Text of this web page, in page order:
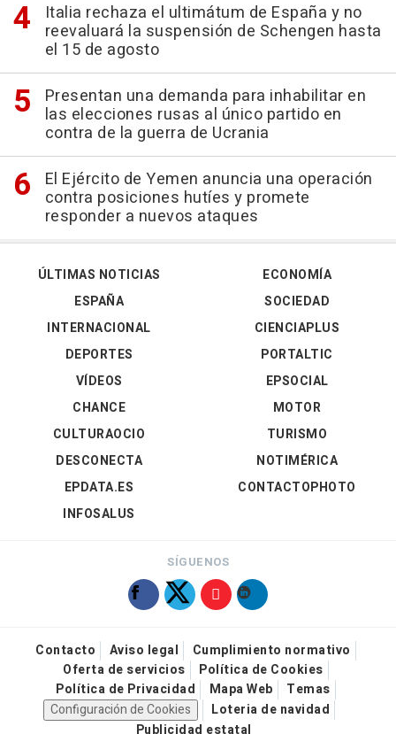
Italia rechaza el ultimátum de España y no
reevaluará la suspensión de Schengen hasta
el 15 de agosto
Presentan una demanda para inhabilitar en
las elecciones rusas al único partido en
contra de la guerra de Ucrania
El Ejército de Yemen anuncia una operación
contra posiciones hutíes y promete
responder a nuevos ataques
ÚLTIMAS NOTICIAS
ESPAÑA
INTERNACIONAL
DEPORTES
VÍDEOS
ECONOMÍA
SOCIEDAD
CIENCIAPLUS
PORTALTIC
EPSOCIAL
CHANCE
CULTURAOCIO
DESCONECTA
EPDATA.ES
INFOSALUS
MOTOR
TURISMO
NOTIMÉRICA
CONTACTOPHOTO
SÍGUENOS
Contacto Aviso legal
Cumplimiento normativo
Oferta de servicios
Política de Cookies
Política de Privacidad
Mapa Web
Temas
Configuración de Cookies
Loteria de navidad